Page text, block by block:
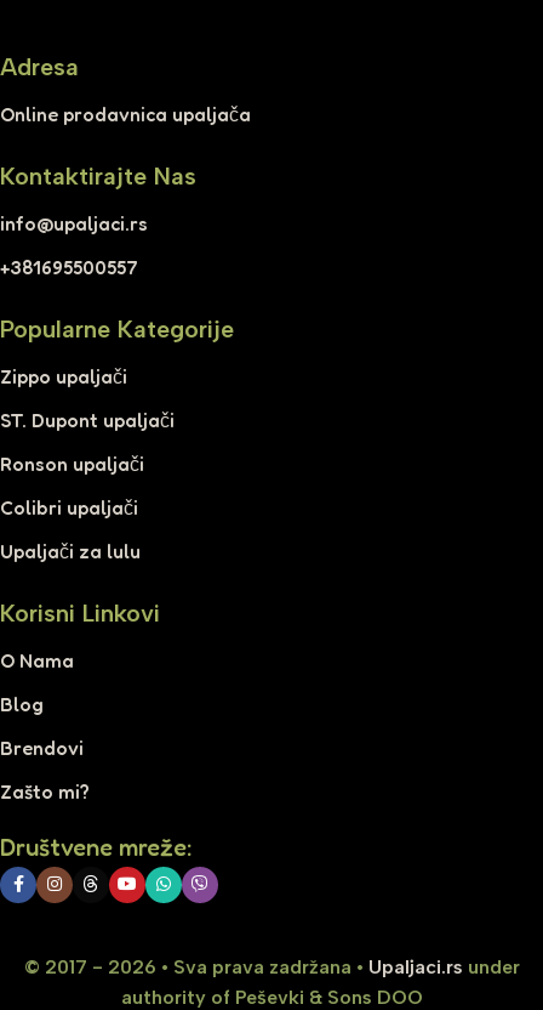
Adresa
Online prodavnica upaljača
Kontaktirajte Nas
info@upaljaci.rs
+381695500557
Popularne Kategorije
Zippo upaljači
ST. Dupont upaljači
Ronson upaljači
Colibri upaljači
Upaljači za lulu
Korisni Linkovi
O Nama
Blog
Brendovi
Zašto mi?
Društvene mreže:
© 2017 - 2026 • Sva prava zadržana • Upaljaci.rs under
authority of Peševki & Sons DOO